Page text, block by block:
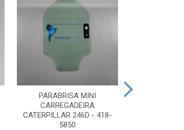
PARABRISA MINI
CARREGADEIRA
CATERPILLAR 246D - 418-
5850